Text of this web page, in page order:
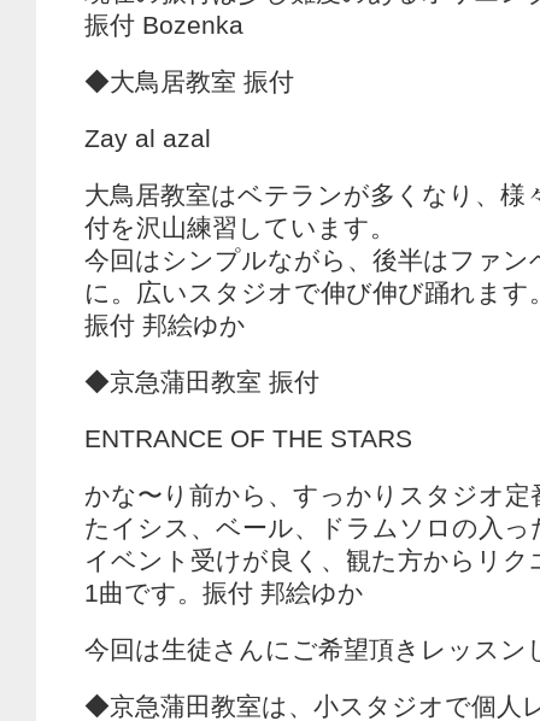
振付 Bozenka
◆大鳥居教室 振付
Zay al azal
大鳥居教室はベテランが多くなり、様
付を沢山練習しています。
今回はシンプルながら、後半はファン
に。広いスタジオで伸び伸び踊れます
振付 邦絵ゆか
◆京急蒲田教室 振付
ENTRANCE OF THE STARS
かな〜り前から、すっかりスタジオ定
たイシス、ベール、ドラムソロの入っ
イベント受けが良く、観た方からリク
1曲です。振付 邦絵ゆか
今回は生徒さんにご希望頂きレッスン
◆京急蒲田教室は、小スタジオで個人